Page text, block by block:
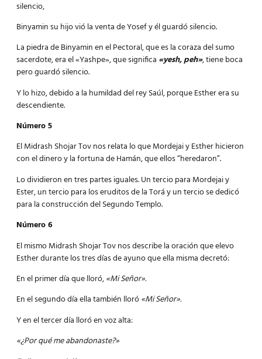
silencio,
Binyamin su hijo vió la venta de Yosef y él guardó silencio.
La piedra de Binyamin en el Pectoral, que es la coraza del sumo
sacerdote, era el «Yashpe», que significa «yesh, peh», tiene boca
pero guardó silencio.
Y lo hizo, debido a la humildad del rey Saúl, porque Esther era su
descendiente.
Número 5
El Midrash Shojar Tov nos relata lo que Mordejai y Esther hicieron
con el dinero y la fortuna de Hamán, que ellos “heredaron”.
Lo dividieron en tres partes iguales. Un tercio para Mordejai y
Ester, un tercio para los eruditos de la Torá y un tercio se dedicó
para la construcción del Segundo Templo.
Número 6
El mismo Midrash Shojar Tov nos describe la oración que elevo
Esther durante los tres días de ayuno que ella misma decretó:
En el primer día que lloró,«Mi Señor».
En el segundo día ella también lloró«Mi Señor».
Y en el tercer día lloró en voz alta:
«¿Por qué me abandonaste?»